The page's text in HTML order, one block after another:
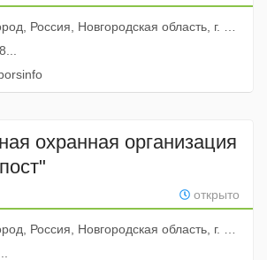
область, г. Великий Новгород, ул. Предтеченская, д. 11
охранная организация
открыто
Новгородская область, г. Великий Новгород, ул. Германа, д. 29